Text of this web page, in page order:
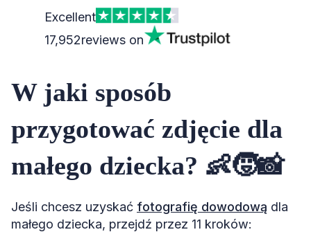
Excellent
17,952reviews on
W jaki sposób
przygotować zdjęcie dla
małego dziecka? 👶🧒📸
Jeśli chcesz uzyskać fotografię dowodową dla
małego dziecka, przejdź przez 11 kroków: